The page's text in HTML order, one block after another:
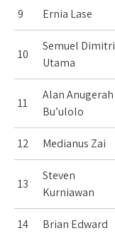
9 Ernia Lase
10
Semuel Dimitri
Utama
11
Alan Anugerah
Bu’ulolo
12 Medianus Zai
13
Steven
Kurniawan
14 Brian Edward